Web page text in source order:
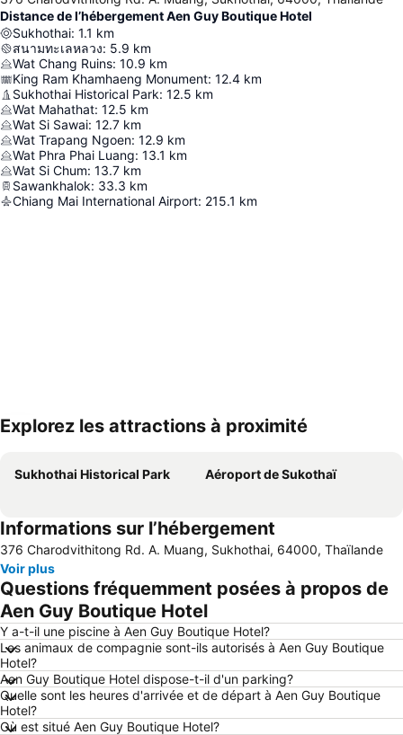
Distance de l’hébergement Aen Guy Boutique Hotel
Sukhothai: 1.1 km
สนามทะเลหลวง: 5.9 km
Wat Chang Ruins: 10.9 km
King Ram Khamhaeng Monument: 12.4 km
Sukhothai Historical Park: 12.5 km
Wat Mahathat: 12.5 km
Wat Si Sawai: 12.7 km
Wat Trapang Ngoen: 12.9 km
Wat Phra Phai Luang: 13.1 km
Wat Si Chum: 13.7 km
Sawankhalok: 33.3 km
Chiang Mai International Airport: 215.1 km
Explorez les attractions à proximité
Sukhothai Historical Park Aéroport de Sukothaï
Informations sur l’hébergement
376 Charodvithitong Rd. A. Muang, Sukhothai, 64000, Thaïlande
Voir plus
Questions fréquemment posées à propos de
Aen Guy Boutique Hotel
Y a-t-il une piscine à Aen Guy Boutique Hotel?
Les animaux de compagnie sont-ils autorisés à Aen Guy Boutique
Hotel?
Aen Guy Boutique Hotel dispose-t-il d'un parking?
Quelle sont les heures d'arrivée et de départ à Aen Guy Boutique
Hotel?
Où est situé Aen Guy Boutique Hotel?